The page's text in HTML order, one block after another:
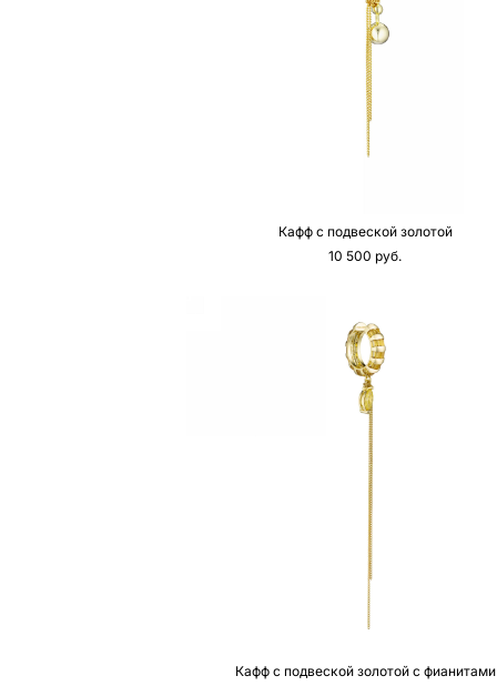
Кафф с подвеской золотой
10 500 pуб.
Кафф с подвеской золотой с фианитами